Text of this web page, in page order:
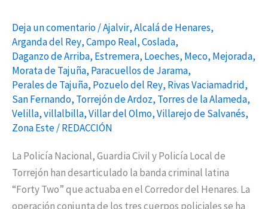
Deja un comentario/Ajalvir,Alcalá de Henares,
Arganda del Rey,Campo Real,Coslada,
Daganzo de Arriba, Estremera, Loeches, Meco, Mejorada,
Morata de Tajuña, Paracuellos de Jarama,
Perales de Tajuña, Pozuelo del Rey, Rivas Vaciamadrid,
San Fernando, Torrejón de Ardoz, Torres de la Alameda,
Velilla,villalbilla,Villar del Olmo,Villarejo de Salvanés,
Zona Este/REDACCIÓN
La Policía Nacional, Guardia Civil y Policía Local de
Torrejón han desarticulado la banda criminal latina
“Forty Two” que actuaba en el Corredor del Henares. La
operación conjunta de los tres cuerpos policiales se ha